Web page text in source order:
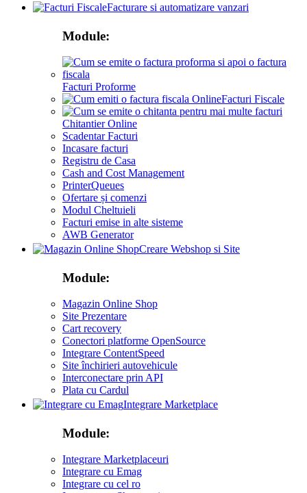
Facturare si automatizare vanzari
Module:
Facturi Proforme
Facturi Fiscale
Chitantier Online
Scadentar Facturi
Incasare facturi
Registru de Casa
Cash and Cost Management
PrinterQueues
Ofertare și comenzi
Modul Cheltuieli
Facturi emise in alte sisteme
AWB Generator
Creare Webshop si Site
Module:
Magazin Online Shop
Site Prezentare
Cart recovery
Conectori platforme OpenSource
Integrare ContentSpeed
Site închirieri autovehicule
Interconectare prin API
Plata cu Cardul
Integrare Marketplace
Module:
Integrare Marketplaceuri
Integrare cu Emag
Integrare cu cel ro